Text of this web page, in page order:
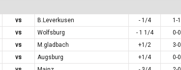
vs B.Leverkusen - 1/4
1-1
vs Wolfsburg - 1 1/4
0-0
vs M.gladbach +1/2
3-0
vs Augsburg +1/4
0-0